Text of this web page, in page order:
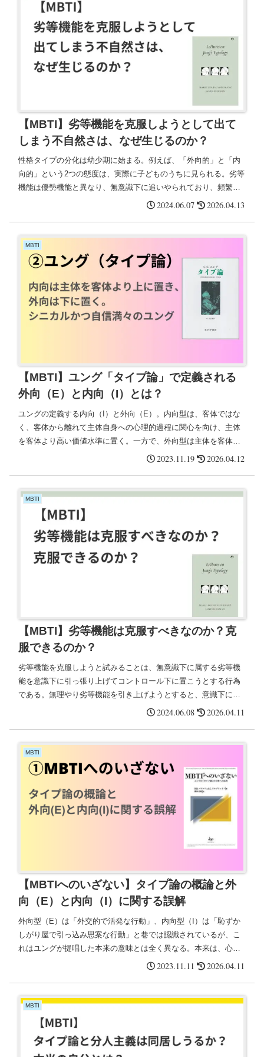
【MBTI】劣等機能を克服しようとして出て
しまう不自然さは、なぜ生じるのか？
性格タイプの分化は幼少期に始まる。例えば、「外向的」と「内
向的」という2つの態度は、実際に子どものうちに見られる。劣等
機能は優勢機能と異なり、無意識下に追いやられており、頻繁に
使っているわけではないので、優勢機能と比較してレスポンスが
2024.06.07 2026.04.13
MBTI
【MBTI】ユング「タイプ論」で定義される
外向（E）と内向（I）とは？
ユングの定義する内向（I）と外向（E）。内向型は、客体ではな
く、客体から離れて主体自身への心理的過程に関心を向け、主体
を客体より高い価値水準に置く。一方で、外向型は主体を客体よ
り下に置き、客体に高い価値を与える。主体は常に副次的な意味
2023.11.19 2026.04.12
MBTI
【MBTI】劣等機能は克服すべきなのか？克
服できるのか？
劣等機能を克服しようと試みることは、無意識下に属する劣等機
能を意識下に引っ張り上げてコントロール下に置こうとする行為
である。無理やり劣等機能を引き上げようとすると、意識下に属
している主機能から第三機能の全体が崩れてしまい、劣等機能を
2024.06.08 2026.04.11
MBTI
【MBTIへのいざない】タイプ論の概論と外
向（E）と内向（I）に関する誤解
外向型（E）は「外交的で活発な行動」、内向型（I）は「恥ずか
しがり屋で引っ込み思案な行動」と巷では認識されているが、こ
れはユングが提唱した本来の意味とは全く異なる。本来は、心の
エネルギーの方向性の話であり、外向は「自分の外側にエネルギ
2023.11.11 2026.04.11
MBTI